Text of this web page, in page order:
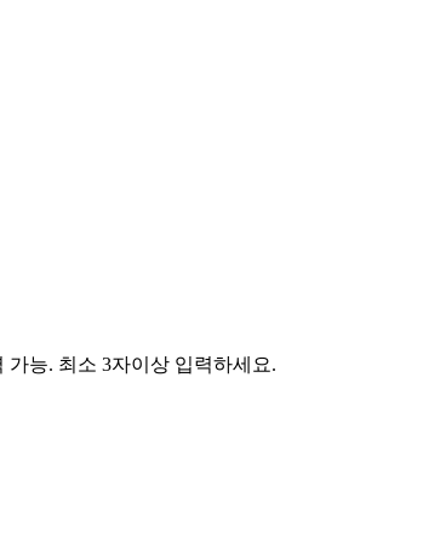
가능. 최소 3자이상 입력하세요.